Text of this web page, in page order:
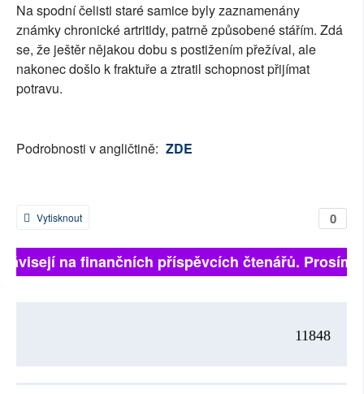
Na spodní čelisti staré samice byly zaznamenány
známky chronické artritidy, patrně způsobené stářím. Zdá
se, že ještěr nějakou dobu s postižením přežíval, ale
nakonec došlo k fraktuře a ztratil schopnost přijímat
potravu.
Podrobnosti v angličtině: ZDE
0
Vytisknout
na finančních příspěvcích čtenářů.
11848